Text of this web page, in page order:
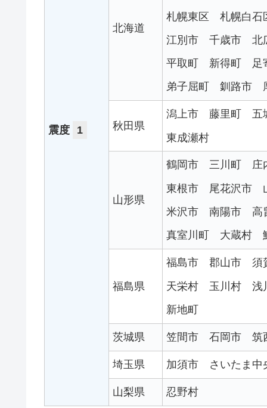
震度 1
北海道
札幌東区
札幌白石
江別市
千歳市
北
平取町
新得町
足
弟子屈町
釧路市
秋田県
潟上市 藤里町
五
東成瀬村
山形県
鶴岡市 三川町
庄
東根市
尾花沢市
米沢市
南陽市
高
真室川町
大蔵村
福島県
福島市 郡山市
須
天栄村
玉川村
浅
新地町
茨城県 笠間市 石岡市 筑
埼玉県 加須市 さいたま中
山梨県 忍野村